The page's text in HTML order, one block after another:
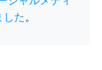
した。